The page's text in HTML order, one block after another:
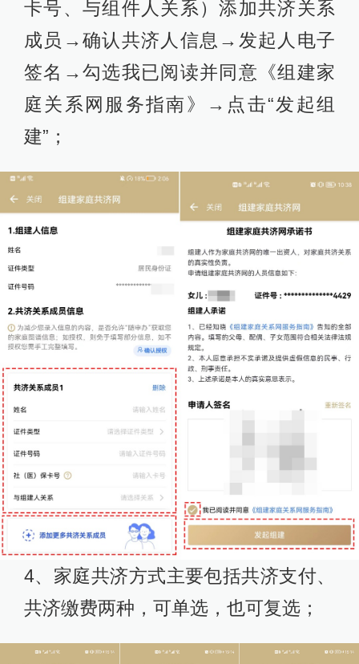
卡号、与组件人关系）添加共济关系
成员→确认共济人信息→发起人电子
签名→勾选我已阅读并同意《组建家
庭关系网服务指南》→点击“发起组
建”；
4、家庭共济方式主要包括共济支付、
共济缴费两种，可单选，也可复选；